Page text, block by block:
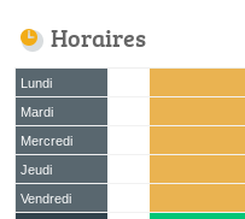
Horaires
Lundi
Mardi
Mercredi
Jeudi
Vendredi